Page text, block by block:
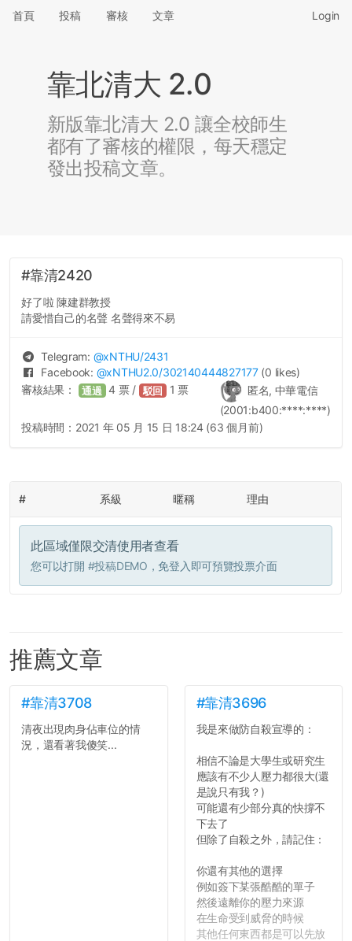
首頁 投稿 審核 文章 Login
靠北清大 2.0
新版靠北清大 2.0 讓全校師生
都有了審核的權限，每天穩定
發出投稿文章。
#靠清2420
好了啦 陳建群教授
請愛惜自己的名聲 名聲得來不易
Telegram: @xNTHU/2431
Facebook: @xNTHU2.0/302140444827177 (0 likes)
匿名, 中華電信
(2001:b400:****:****)
審核結果： 通過 4 票 / 駁回 1 票
投稿時間： 2021 年 05 月 15 日 18:24 (63 個月前)
# 系級 暱稱 理由
此區域僅限交清使用者查看
您可以打開 #投稿DEMO ，免登入即可預覽投票介面
推薦文章
#靠清3708
清夜出現肉身佔車位的情
況，還看著我傻笑...
#靠清3696
我是來做防自殺宣導的：
相信不論是大學生或研究生
應該有不少人壓力都很大(還
是說只有我？)
可能還有少部分真的快撐不
下去了
但除了自殺之外，請記住：
你還有其他的選擇
例如簽下某張酷酷的單子
然後遠離你的壓力來源
在生命受到威脅的時候
其他任何東西都是可以先放